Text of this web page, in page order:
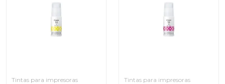
Tintas para impresoras Tintas para impresoras